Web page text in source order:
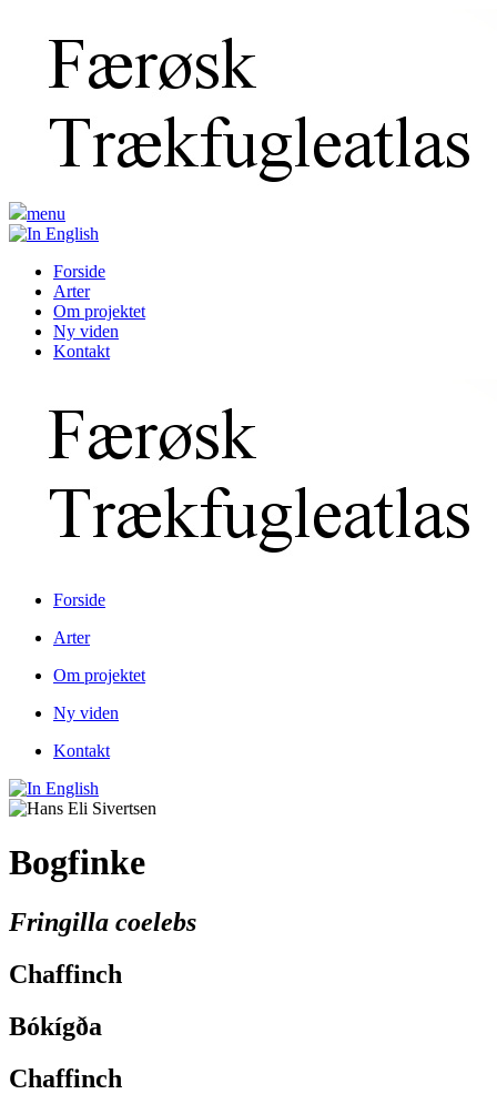
menu
Forside
Arter
Om projektet
Ny viden
Kontakt
Forside
Arter
Om projektet
Ny viden
Kontakt
Bogfinke
Fringilla coelebs
Chaffinch
Bókígða
Chaffinch